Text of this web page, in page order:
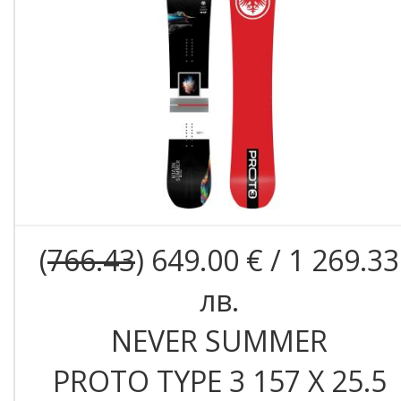
(766.43) 649.00 € / 1 269.33
лв.
NEVER SUMMER
PROTO TYPE 3 157 X 25.5